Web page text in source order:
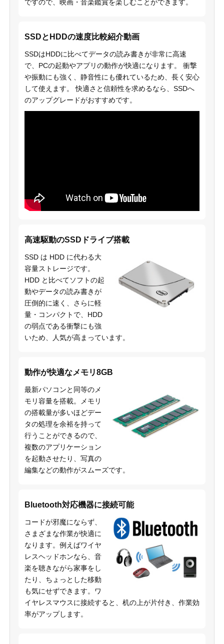
ですので、映画・音楽鑑賞を楽しむことができます。
SSDとHDDの速度比較紹介動画
SSDはHDDに比べてデータの読み書きが非常に高速
で、PCの起動やアプリの動作が快適になります。 衝撃
や振動にも強く、静音性にも優れているため、長く安心
して使えます。 快適さと信頼性を求めるなら、SSDへ
のアップグレードがおすすめです。
高速駆動のSSDドライブ搭載
SSD は HDD に代わる大
容量ストレージです。
HDD と比べてソフトの起
動やデータの読み書きが
圧倒的に速く、さらに軽
量・コンパクトで、HDD
の弱点である衝撃にも強
いため、人気が高まっています。
動作が快適なメモリ8GB
最新パソコンと同等のメ
モリ容量を搭載。メモリ
の搭載量が多いほどデー
タの処理を余裕を持って
行うことができるので、
複数のアプリケーション
を起動させたり、写真の
編集などの動作がスムーズです。
Bluetooth対応機器に接続可能
コードが邪魔にならず、
さまざまな作業が快適に
なります。例えばワイヤ
レスヘッドホンなら、音
楽を聴きながら家事をし
たり、ちょっとした移動
も気にせずできます。ワ
イヤレスマウスに接続すると、机の上が片付き、作業効
率がアップします。